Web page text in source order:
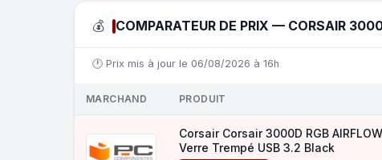
💰 COMPARATEUR DE PRIX — CORSAIR
🕐 Prix mis à jour le 06/08/2026 à 16h
MARCHAND PRODUIT
Corsair Corsair 3000D RGB AIRFLOW
Verre Trempé USB 3.2 Black